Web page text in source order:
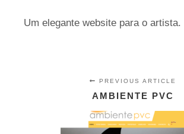
Um elegante website para o artista.
PREVIOUS ARTICLE
AMBIENTE PVC